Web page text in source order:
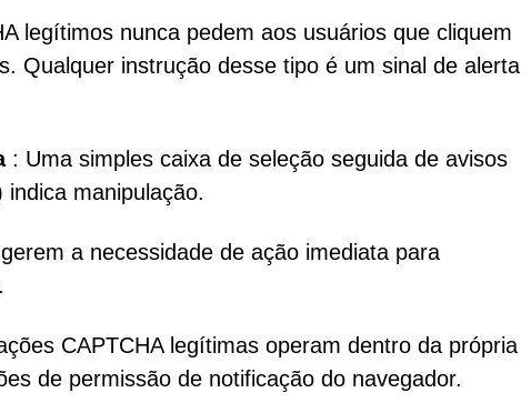
legítimos nunca pedem aos usuários que cliquem
Qualquer instrução desse tipo é um sinal de alerta
: Uma simples caixa de seleção seguida de avisos
manipulação.
a necessidade de ação imediata para
CAPTCHA legítimas operam dentro da própria
de permissão de notificação do navegador.